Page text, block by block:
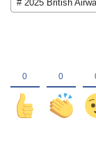
# 2025 British